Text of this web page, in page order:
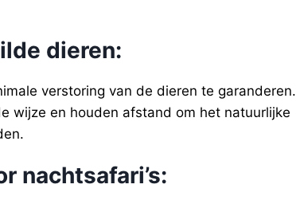
dieren:
verstoring van de dieren te garanderen.
wijze en houden afstand om het natuurlijke
nachtsafari’s: